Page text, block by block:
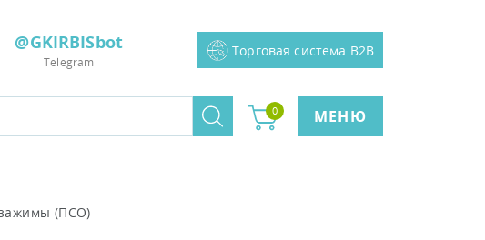
@GKIRBISbot
Telegram
Торговая система B2B
0 МЕНЮ
(ПСО)